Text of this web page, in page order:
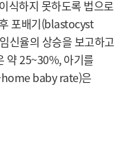
식하지 못하도록 법으로
포배기(blastocyst
신율의 상승을 보고하고
약 25~30%, 아기를
home baby rate)은